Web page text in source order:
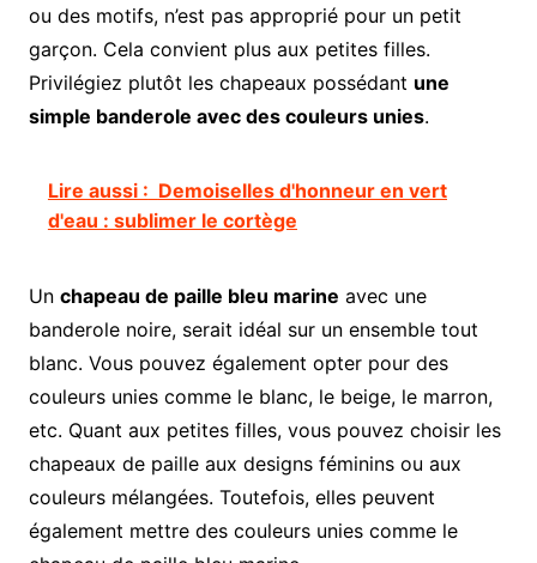
ou des motifs, n’est pas approprié pour un petit
garçon. Cela convient plus aux petites filles.
Privilégiez plutôt les chapeaux possédant une
simple banderole avec des couleurs unies.
Lire aussi : Demoiselles d'honneur en vert
d'eau : sublimer le cortège
Un chapeau de paille bleu marine avec une
banderole noire, serait idéal sur un ensemble tout
blanc. Vous pouvez également opter pour des
couleurs unies comme le blanc, le beige, le marron,
etc. Quant aux petites filles, vous pouvez choisir les
chapeaux de paille aux designs féminins ou aux
couleurs mélangées. Toutefois, elles peuvent
également mettre des couleurs unies comme le